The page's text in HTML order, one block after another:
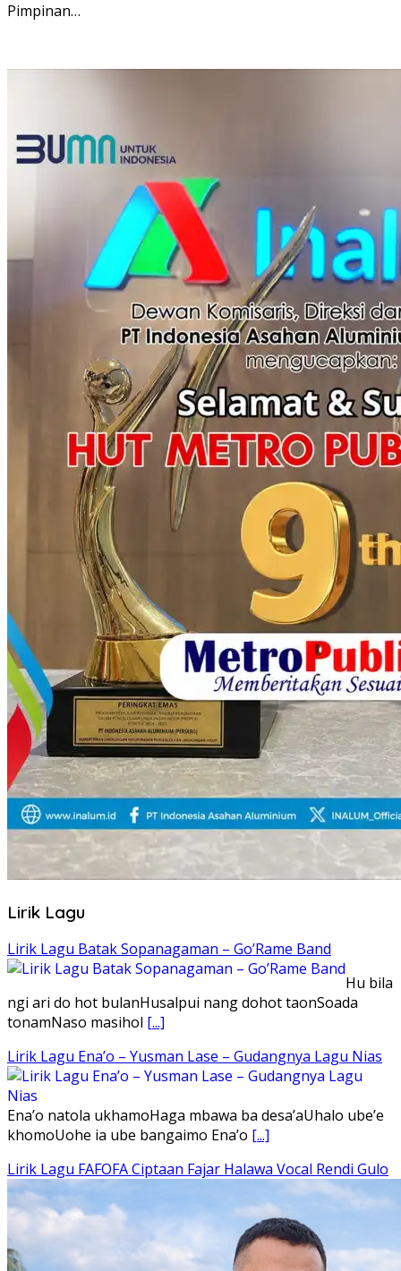
Pimpinan…
Lirik Lagu
Lirik Lagu Batak Sopanagaman – Go’Rame Band
Hu bila
ngi ari do hot bulanHusalpui nang dohot taonSoada
tonamNaso masihol [...]
Lirik Lagu Ena’o – Yusman Lase – Gudangnya Lagu Nias
Ena’o natola ukhamoHaga mbawa ba desa’aUhalo ube’e
khomoUohe ia ube bangaimo Ena’o [...]
Lirik Lagu FAFOFA Ciptaan Fajar Halawa Vocal Rendi Gulo